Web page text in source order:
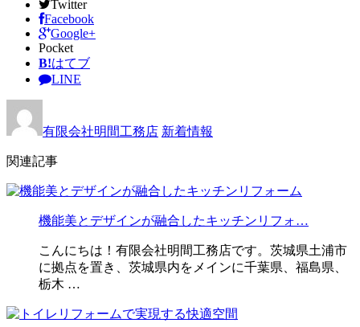
Twitter
Facebook
Google+
Pocket
B!はてブ
LINE
有限会社明間工務店 新着情報
関連記事
機能美とデザインが融合したキッチンリフォ…
こんにちは！有限会社明間工務店です。茨城県土浦市
に拠点を置き、茨城県内をメインに千葉県、福島県、
栃木 …